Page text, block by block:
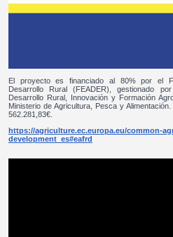
El proyecto es financiado al 80% por el
Desarrollo Rural (FEADER), gestionado
Desarrollo Rural, Innovación y Formación
Ministerio de Agricultura, Pesca y
562.281,83€.
https://agriculture.ec.europa.eu/common-
development_es#eafrd